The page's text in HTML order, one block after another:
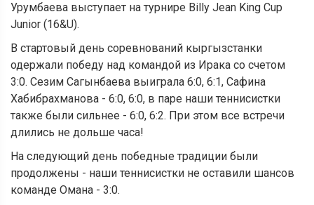
Урумбаева выступает на турнире Billy Jean King Cup
Junior (16&U).
В стартовый день соревнований кыргызстанки
одержали победу над командой из Ирака со счетом
3:0. Сезим Сагынбаева выиграла 6:0, 6:1, Сафина
Хабибрахманова - 6:0, 6:0, в паре наши теннисистки
также были сильнее - 6:0, 6:2. При этом все встречи
длились не дольше часа!
На следующий день победные традиции были
продолжены - наши теннисистки не оставили шансов
команде Омана - 3:0.